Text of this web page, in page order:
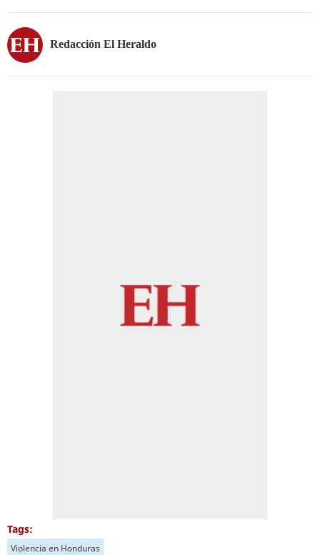
Redacción El Heraldo
Tags:
Violencia en Honduras